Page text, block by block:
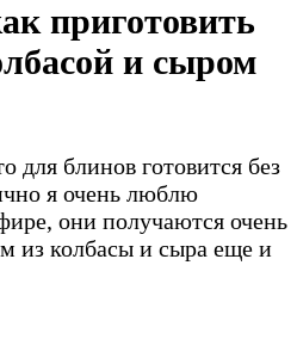
приготовить
и сыром
для блинов готовится без
я очень люблю
они получаются очень
из колбасы и сыра еще и